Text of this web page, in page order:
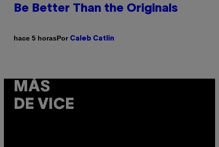
Be Better Than the Originals
hace 5 horasPor Caleb Catlin
MÁS
DE VICE